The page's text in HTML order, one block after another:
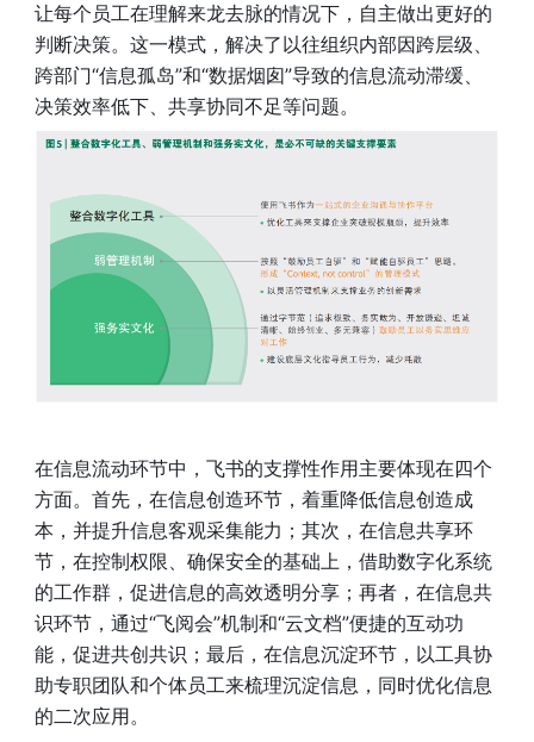
让每个员工在理解来龙去脉的情况下，自主做出更好的
判断决策。这一模式，解决了以往组织内部因跨层级、
跨部门“信息孤岛”和“数据烟囱”导致的信息流动滞缓、
决策效率低下、共享协同不足等问题。
在信息流动环节中，飞书的支撑性作用主要体现在四个
方面。首先，在信息创造环节，着重降低信息创造成
本，并提升信息客观采集能力；其次，在信息共享环
节，在控制权限、确保安全的基础上，借助数字化系统
的工作群，促进信息的高效透明分享；再者，在信息共
识环节，通过“飞阅会”机制和“云文档”便捷的互动功
能，促进共创共识；最后，在信息沉淀环节，以工具协
助专职团队和个体员工来梳理沉淀信息，同时优化信息
的二次应用。